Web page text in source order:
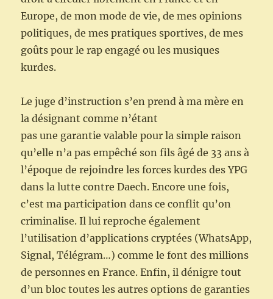
Europe, de mon mode de vie, de mes opinions
politiques, de mes pratiques sportives, de mes
goûts pour le rap engagé ou les musiques
kurdes.
Le juge d’instruction s’en prend à ma mère en
la désignant comme n’étant
pas une garantie valable pour la simple raison
qu’elle n’a pas empêché son fils âgé de 33 ans à
l’époque de rejoindre les forces kurdes des YPG
dans la lutte contre Daech. Encore une fois,
c’est ma participation dans ce conflit qu’on
criminalise. Il lui reproche également
l’utilisation d’applications cryptées (WhatsApp,
Signal, Télégram…) comme le font des millions
de personnes en France. Enfin, il dénigre tout
d’un bloc toutes les autres options de garanties